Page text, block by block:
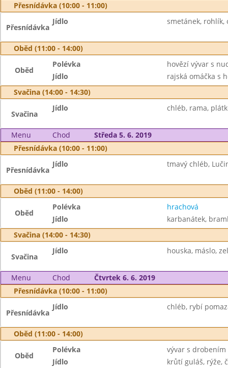
Přesnídávka (10:00 - 11:00)
Přesnídávka
Jídlo smetánek, rohlík,
Oběd (11:00 - 14:00)
Oběd
Polévka
hovězí vývar s
Jídlo
rajská omáčka s
Svačina (14:00 - 14:30)
Svačina
Jídlo chléb, rama,
Menu Chod
Středa 5. 6. 2019
Přesnídávka (10:00 - 11:00)
Přesnídávka
Jídlo tmavý chléb,
Oběd (11:00 - 14:00)
Oběd
Polévka
hrachová
Jídlo
karbanátek,
Svačina (14:00 - 14:30)
Svačina
Jídlo houska, máslo,
Menu Chod
Čtvrtek 6. 6. 2019
Přesnídávka (10:00 - 11:00)
Přesnídávka
Jídlo chléb, rybí
Oběd (11:00 - 14:00)
Oběd
Polévka
vývar s drobením
Jídlo
krůtí guláš, rýže,